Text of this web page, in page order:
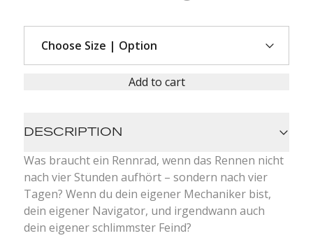
Add to cart
DESCRIPTION
Was braucht ein Rennrad, wenn das Rennen nicht
nach vier Stunden aufhört – sondern nach vier
Tagen? Wenn du dein eigener Mechaniker bist,
dein eigener Navigator, und irgendwann auch
dein eigener schlimmster Feind?